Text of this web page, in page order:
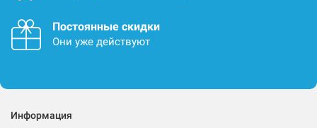
Постоянные скидки
Они уже действуют
Информация